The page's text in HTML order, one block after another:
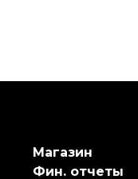
Магазин
Фин. отчеты